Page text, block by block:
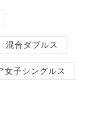
混合ダブルス
女子シングルス